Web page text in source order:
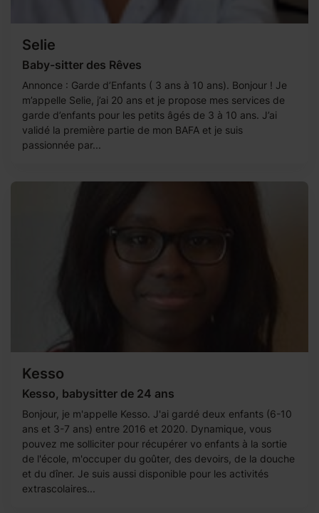
Selie
Baby-sitter des Rêves
Annonce : Garde d’Enfants ( 3 ans à 10 ans). Bonjour ! Je
m’appelle Selie, j’ai 20 ans et je propose mes services de
garde d’enfants pour les petits âgés de 3 à 10 ans. J’ai
validé la première partie de mon BAFA et je suis
passionnée par...
Kesso
Kesso, babysitter de 24 ans
Bonjour, je m'appelle Kesso. J'ai gardé deux enfants (6-10
ans et 3-7 ans) entre 2016 et 2020. Dynamique, vous
pouvez me solliciter pour récupérer vo enfants à la sortie
de l'école, m'occuper du goûter, des devoirs, de la douche
et du dîner. Je suis aussi disponible pour les activités
extrascolaires...